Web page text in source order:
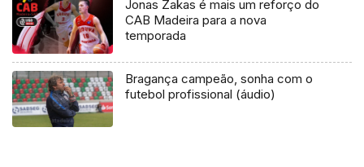
Jonas Zakas é mais um reforço do
CAB Madeira para a nova
temporada
Bragança campeão, sonha com o
futebol profissional (áudio)